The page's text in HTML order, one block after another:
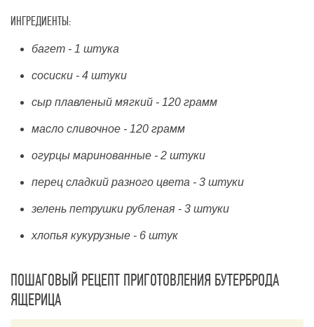
ИНГРЕДИЕНТЫ:
багет - 1 штука
сосиски - 4 штуки
сыр плавленый мягкий - 120 грамм
масло сливочное - 120 грамм
огурцы маринованные - 2 штуки
перец сладкий разного цвета - 3 штуки
зелень петрушки рубленая - 3 штуки
хлопья кукурузные - 6 штук
ПОШАГОВЫЙ РЕЦЕПТ ПРИГОТОВЛЕНИЯ БУТЕРБРОДА
ЯЩЕРИЦА